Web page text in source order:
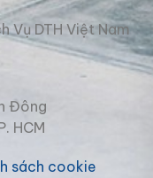
Vụ DTH Việt Nam
Đông
HCM
sách cookie